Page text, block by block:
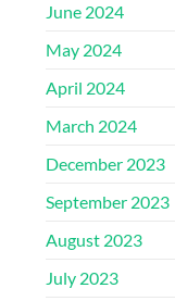
June 2024
May 2024
April 2024
March 2024
December 2023
September 2023
August 2023
July 2023